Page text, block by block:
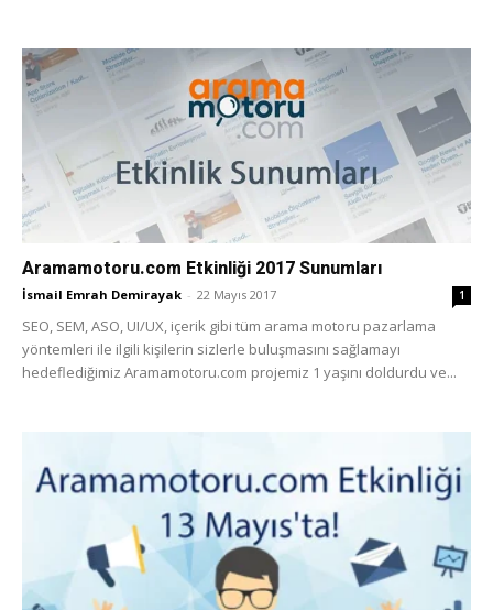
Aramamotoru.com Etkinliği 2017 Sunumları
İsmail Emrah Demirayak - 22 Mayıs 2017 1
SEO, SEM, ASO, UI/UX, içerik gibi tüm arama motoru pazarlama
yöntemleri ile ilgili kişilerin sizlerle buluşmasını sağlamayı
hedeflediğimiz Aramamotoru.com projemiz 1 yaşını doldurdu ve...